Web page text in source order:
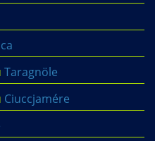
Taragnöle
Ciuccjamére